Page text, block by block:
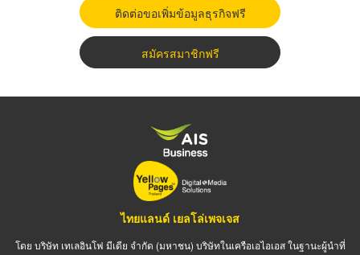
ติดต่อขอเพิ่มข้อมูลธุรกิจฟรี
สมัครสมาชิกฟรี
ไทยแลนด์ เยลโล่เพจเจส
โดย บริษัท เทเลอินโฟ มีเดีย จำกัด (มหาชน) บริษัทในเครือเอไอเอส ในฐานะผู้นำที่